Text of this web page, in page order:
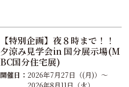
【特別企画】夜８時まで！！
夕涼み見学会in 国分展示場(M
BC国分住宅展)
開催日： 2026年7月27日（(月)）～
2026年8月11日（火）